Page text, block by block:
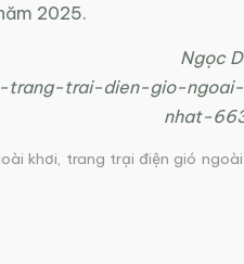
2025.
Ngọc
trang-trai-dien-gio-
nhat-
khơi, trang trại điện gió